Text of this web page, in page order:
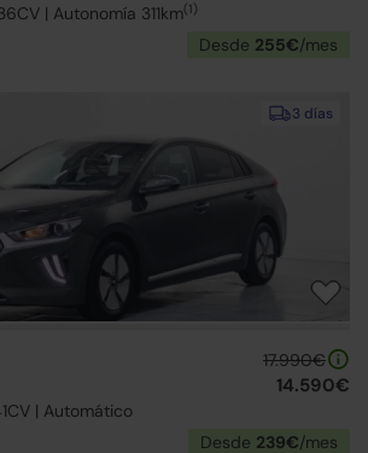
| Autonomía 311km(1)
Desde 255€/mes
3 días
| Automático
17.990€
14.590€
Desde 239€/mes